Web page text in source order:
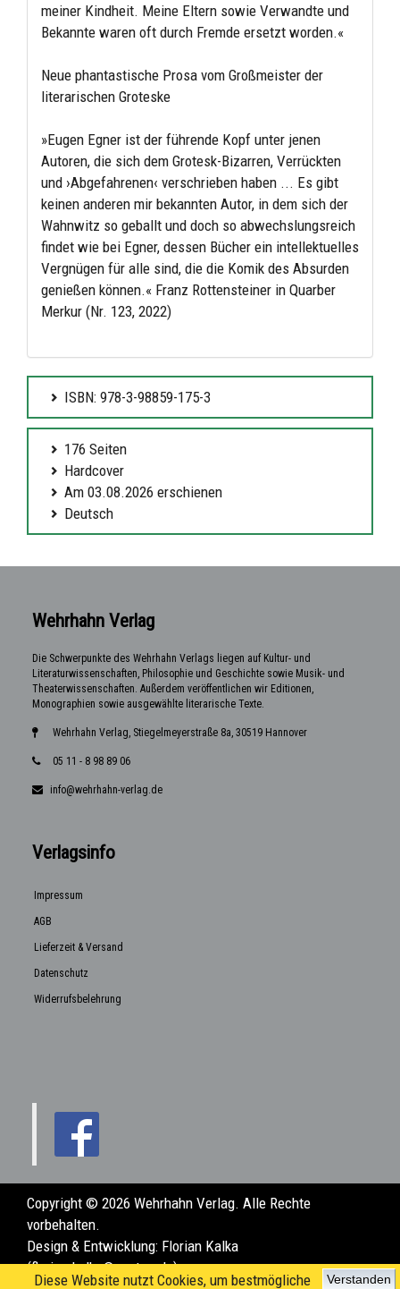
Diese Website nutzt Cookies, um bestmögliche
Verstanden
meiner Kindheit. Meine Eltern sowie Verwandte und
Bekannte waren oft durch Fremde ersetzt worden.«
Neue phantastische Prosa vom Großmeister der
literarischen Groteske
»Eugen Egner ist der führende Kopf unter jenen
Autoren, die sich dem Grotesk-Bizarren, Verrückten
und ›Abgefahrenen‹ verschrieben haben ... Es gibt
keinen anderen mir bekannten Autor, in dem sich der
Wahnwitz so geballt und doch so abwechslungsreich
findet wie bei Egner, dessen Bücher ein intellektuelles
Vergnügen für alle sind, die die Komik des Absurden
genießen können.« Franz Rottensteiner in Quarber
Merkur (Nr. 123, 2022)
ISBN: 978-3-98859-175-3
176 Seiten
Hardcover
Am 03.08.2026 erschienen
Deutsch
Wehrhahn Verlag
Die Schwerpunkte des Wehrhahn Verlags liegen auf Kultur- und
Literaturwissenschaften, Philosophie und Geschichte sowie Musik- und
Theaterwissenschaften. Außerdem veröffentlichen wir Editionen,
Monographien sowie ausgewählte literarische Texte.
Wehrhahn Verlag, Stiegelmeyerstraße 8a, 30519 Hannover
05 11 - 8 98 89 06
info@wehrhahn-verlag.de
Verlagsinfo
Impressum
AGB
Lieferzeit & Versand
Datenschutz
Widerrufsbelehrung
Copyright © 2026 Wehrhahn Verlag. Alle Rechte
vorbehalten.
Design & Entwicklung: Florian Kalka
(florian.kalka@posteo.de)